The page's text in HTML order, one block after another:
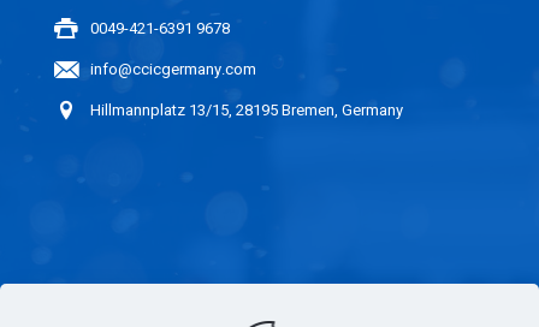
0049-421-6391 9678
info@ccicgermany.com
Hillmannplatz 13/15, 28195 Bremen, Germany